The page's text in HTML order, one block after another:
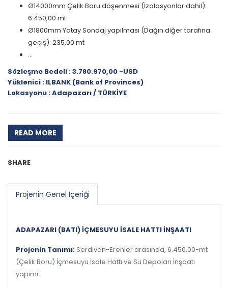
Ø14000mm Çelik Boru döşenmesi (İzolasyonlar dahil):
6.450,00 mt
Ø1800mm Yatay Sondaj yapılması (Dağın diğer tarafına
geçiş): 235,00 mt
...
Sözleşme Bedeli : 3.780.970,00 -USD
Yüklenici : ILBANK (Bank of Provinces)
Lokasyonu : Adapazarı / TÜRKİYE
READ MORE
SHARE
Projenin Genel İçeriği
ADAPAZARI (BATI) İÇMESUYU İSALE HATTI İNŞAATI
Projenin Tanımı: Serdivan-Erenler arasında, 6.450,00-mt
(Çelik Boru) İçmesuyu İsale Hattı ve Su Depoları İnşaatı
yapımı.